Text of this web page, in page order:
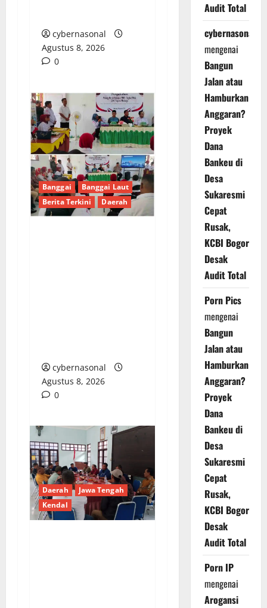
cybernasonal
Agustus 8, 2026
0
Banggai
Banggai Laut
Berita Terkini
Daerah
cybernasonal
Agustus 8, 2026
0
Daerah
Jawa Tengah
Kendal
Audit Total
cybernasonal
mengenai
Bangun
Jalan atau
Hamburkan
Anggaran?
Proyek
Dana
Bankeu di
Desa
Sukaresmi
Cepat
Rusak,
KCBI Bogor
Desak
Audit Total
Porn Pics
mengenai
Bangun
Jalan atau
Hamburkan
Anggaran?
Proyek
Dana
Bankeu di
Desa
Sukaresmi
Cepat
Rusak,
KCBI Bogor
Desak
Audit Total
Porn IP
mengenai
Arogansi